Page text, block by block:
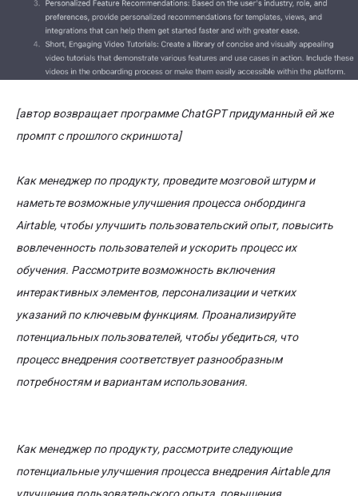
[автор возвращает программе ChatGPT придуманный ей же
промпт с прошлого скриншота]
Как менеджер по продукту, проведите мозговой штурм и
наметьте возможные улучшения процесса онбординга
Airtable, чтобы улучшить пользовательский опыт, повысить
вовлеченность пользователей и ускорить процесс их
обучения. Рассмотрите возможность включения
интерактивных элементов, персонализации и четких
указаний по ключевым функциям. Проанализируйте
потенциальных пользователей, чтобы убедиться, что
процесс внедрения соответствует разнообразным
потребностям и вариантам использования.
Как менеджер по продукту, рассмотрите следующие
потенциальные улучшения процесса внедрения Airtable для